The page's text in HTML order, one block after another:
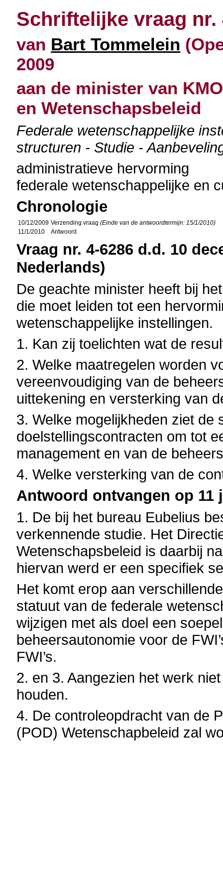
Schriftelijke vraag nr.
van Bart Tommelein
2009
aan de minister van
en Wetenschapsbeleid
Federale wetenschappelijke
structuren - Studie -
administratieve hervorming
federale wetenschappelijke en
Chronologie
10/12/2009 Verzending vraag(Einde van de antwoordtermijn: 15/1/2010)
11/1/2010
Antwoord
Vraag nr. 4-6286 d.d. 10
Nederlands)
De geachte minister heeft bij
die moet leiden tot een
wetenschappelijke instellingen.
1. Kan zij toelichten wat de
2. Welke maatregelen worden
vereenvoudiging van de
uittekening en versterking van
3. Welke mogelijkheden ziet de
doelstellingscontracten om tot
management en van de
4. Welke versterking van de
Antwoord ontvangen op 11
1. De bij het bureau Eubelius
verkennende studie. Het
Wetenschapsbeleid is daarbij
hiervan werd er een specifiek
Het komt erop aan
statuut van de federale
wijzigen met als doel een
beheersautonomie voor de
FWI’s.
2. en 3. Aangezien het werk
houden.
4. De controleopdracht van de
(POD) Wetenschapbeleid zal